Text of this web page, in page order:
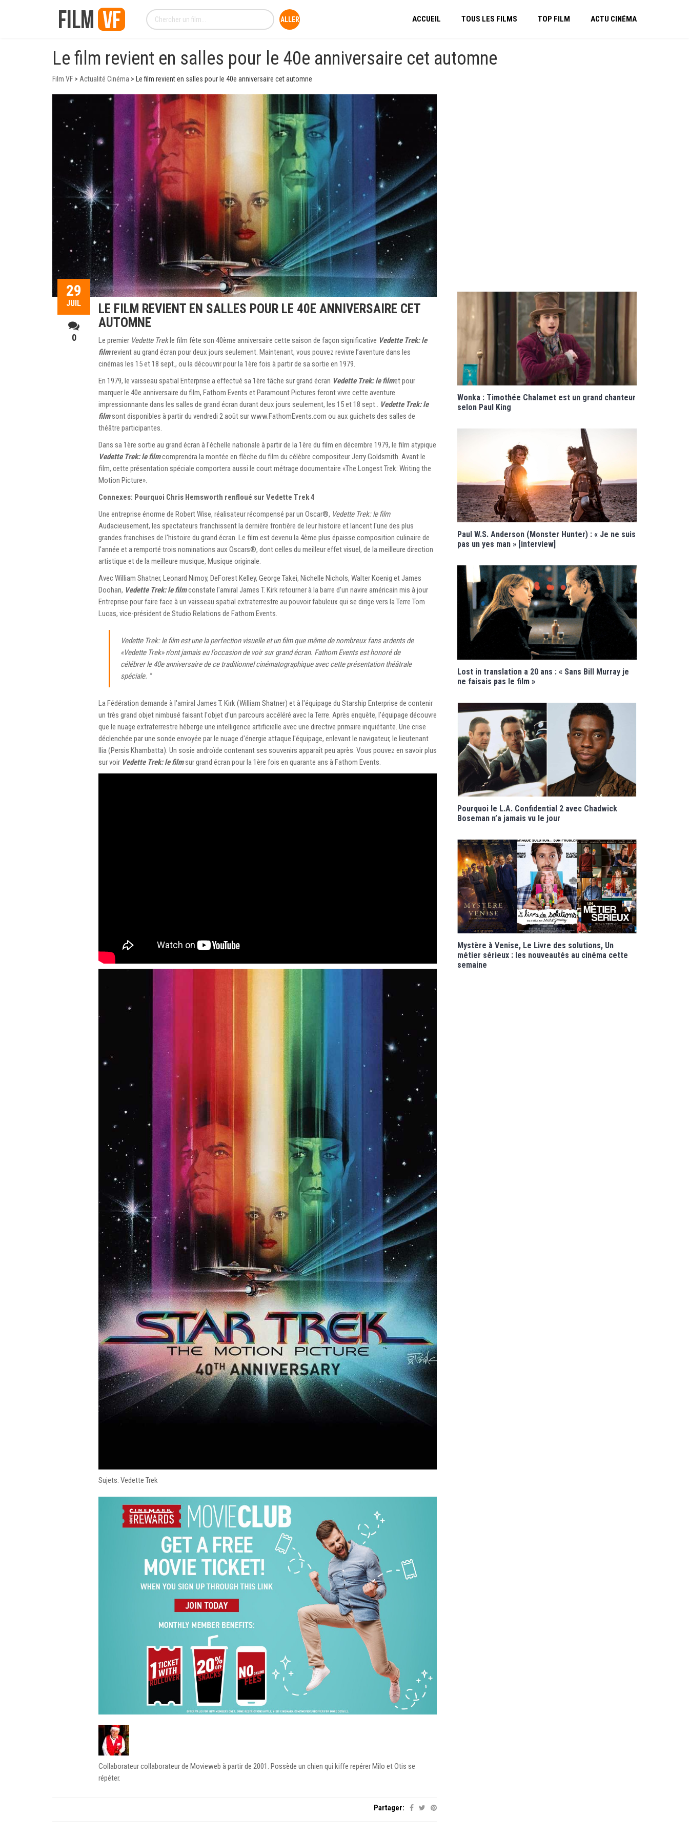
ACCUEIL TOUS LES FILMS TOP FILM ACTU CINÉMA
Le film revient en salles pour le 40e anniversaire cet automne
Film VF > Actualité Cinéma > Le film revient en salles pour le 40e anniversaire cet automne
29
JUIL
0
LE FILM REVIENT EN SALLES POUR LE 40E ANNIVERSAIRE CET
AUTOMNE
Le premier Vedette Trekle film fête son 40ème anniversaire cette saison de façon significative Vedette Trek: le
filmrevient au grand écran pour deux jours seulement. Maintenant, vous pouvez revivre l’aventure dans les
cinémas les 15 et 18 sept., ou la découvrir pour la 1ère fois à partir de sa sortie en 1979.
En 1979, le vaisseau spatial Enterprise a effectué sa 1ère tâche sur grand écran Vedette Trek: le filmet pour
marquer le 40e anniversaire du film, Fathom Events et Paramount Pictures feront vivre cette aventure
impressionnante dans les salles de grand écran durant deux jours seulement, les 15 et 18 sept..
Vedette Trek: le
filmsont disponibles à partir du vendredi 2 août sur www.FathomEvents.com ou aux guichets des salles de
théâtre participantes.
Dans sa 1ère sortie au grand écran à l'échelle nationale à partir de la 1ère du film en décembre 1979, le film atypique
Vedette Trek: le filmcomprendra la montée en flèche du film du célèbre compositeur Jerry Goldsmith. Avant le
film, cette présentation spéciale comportera aussi le court métrage documentaire «The Longest Trek: Writing the
Motion Picture».
Connexes: Pourquoi Chris Hemsworth renfloué sur Vedette Trek 4
Une entreprise énorme de Robert Wise, réalisateur récompensé par un Oscar®, Vedette Trek: le film
Audacieusement, les spectateurs franchissent la dernière frontière de leur histoire et lancent l'une des plus
grandes franchises de l'histoire du grand écran. Le film est devenu la 4ème plus épaisse composition culinaire de
l'année et a remporté trois nominations aux Oscars®, dont celles du meilleur effet visuel, de la meilleure direction
artistique et de la meilleure musique, Musique originale.
Avec William Shatner, Leonard Nimoy, DeForest Kelley, George Takei, Nichelle Nichols, Walter Koenig et James
Doohan, Vedette Trek: le filmconstate l'amiral James T. Kirk retourner à la barre d'un navire américain mis à jour
Entreprise pour faire face à un vaisseau spatial extraterrestre au pouvoir fabuleux qui se dirige vers la Terre Tom
Lucas, vice-président de Studio Relations de Fathom Events.
Vedette Trek: le filmest une la perfection visuelle et un film que même de nombreux fans ardents de
«Vedette Trek» n’ont jamais eu l’occasion de voir sur grand écran. Fathom Events est honoré de
célébrer le 40e anniversaire de ce traditionnel cinématographique avec cette présentation théâtrale
spéciale. "
La Fédération demande à l'amiral James T. Kirk (William Shatner) et à l'équipage du Starship Enterprise de contenir
un très grand objet nimbusé faisant l'objet d'un parcours accéléré avec la Terre. Après enquête, l’équipage découvre
que le nuage extraterrestre héberge une intelligence artificielle avec une directive primaire inquiétante. Une crise
déclenchée par une sonde envoyée par le nuage d'énergie attaque l'équipage, enlevant le navigateur, le lieutenant
Ilia (Persis Khambatta). Un sosie androïde contenant ses souvenirs apparaît peu après. Vous pouvez en savoir plus
sur voir Vedette Trek: le filmsur grand écran pour la 1ère fois en quarante ans à Fathom Events.
Sujets: Vedette Trek
Collaborateur collaborateur de Movieweb à partir de 2001. Possède un chien qui kiffe repérer Milo et Otis se
répéter.
Partager:
Wonka : Timothée Chalamet est un grand chanteur
selon Paul King
Paul W.S. Anderson (Monster Hunter) : « Je ne suis
pas un yes man » [interview]
Lost in translation a 20 ans : « Sans Bill Murray je
ne faisais pas le film »
Pourquoi le L.A. Confidential 2 avec Chadwick
Boseman n’a jamais vu le jour
Mystère à Venise, Le Livre des solutions, Un
métier sérieux : les nouveautés au cinéma cette
semaine